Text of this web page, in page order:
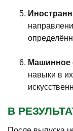
Машинное
навыки в
В